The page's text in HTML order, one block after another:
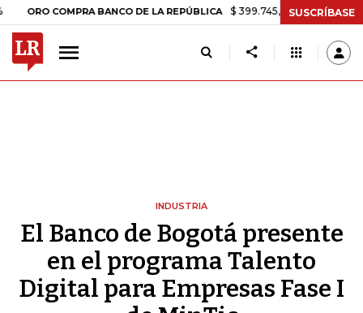
COMPRA BANCO DE LA REPÚBLICA $ 399.745,16 +$ 2.295,71 +0,58%
SUSCRÍBASE
INDUSTRIA
El Banco de Bogotá presente
en el programa Talento
Digital para Empresas Fase I